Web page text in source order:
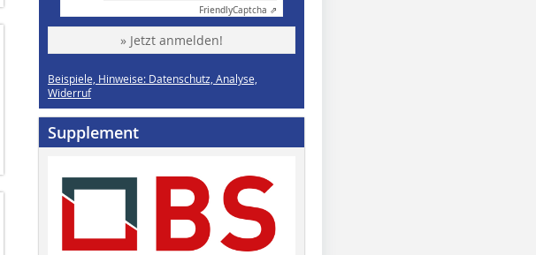
FriendlyCaptcha ⇗
» Jetzt anmelden!
Beispiele, Hinweise: Datenschutz, Analyse,
Widerruf
Supplement